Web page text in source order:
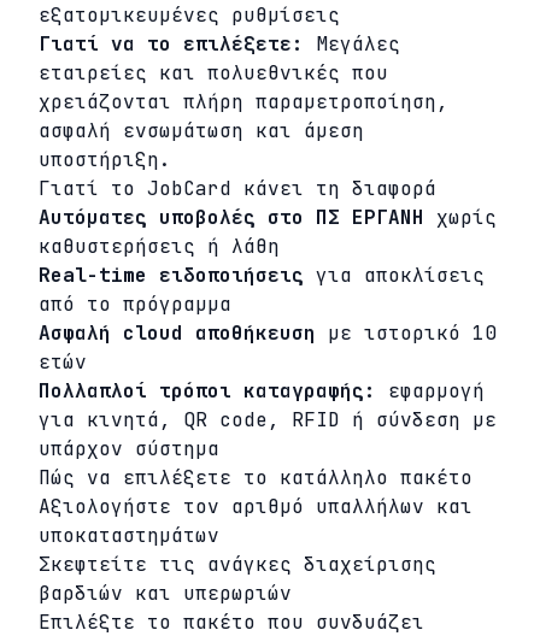
εξατομικευμένες ρυθμίσεις
Γιατί να το επιλέξετε:
Μεγάλες
εταιρείες και πολυεθνικές που
χρειάζονται πλήρη παραμετροποίηση,
ασφαλή ενσωμάτωση και άμεση
υποστήριξη.
Γιατί το JobCard κάνει τη διαφορά
Αυτόματες υποβολές στο ΠΣ ΕΡΓΑΝΗ χωρίς
καθυστερήσεις ή λάθη
Real-time ειδοποιήσεις για αποκλίσεις
από το πρόγραμμα
Ασφαλή cloud αποθήκευση με ιστορικό 10
ετών
Πολλαπλοί τρόποι καταγραφής:
εφαρμογή
για κινητά, QR code, RFID ή σύνδεση με
υπάρχον σύστημα
Πώς να επιλέξετε το κατάλληλο πακέτο
Αξιολογήστε τον αριθμό υπαλλήλων και
υποκαταστημάτων
Σκεφτείτε τις ανάγκες διαχείρισης
βαρδιών και υπερωριών
Επιλέξτε το πακέτο που συνδυάζει